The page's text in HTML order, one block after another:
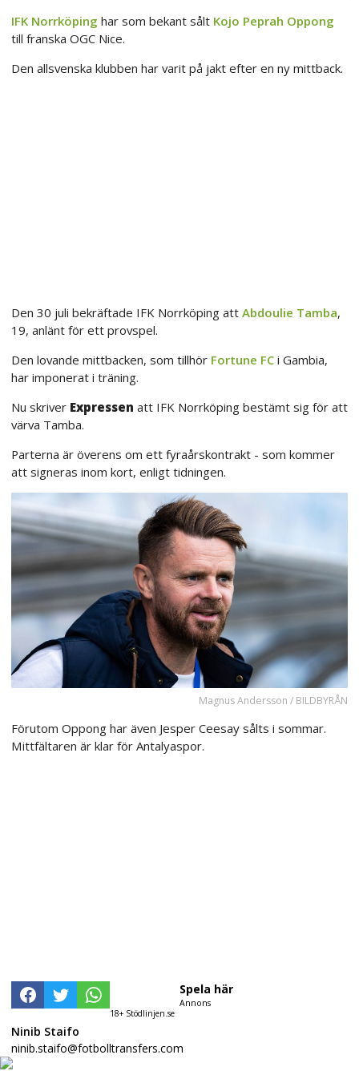
IFK Norrköping har som bekant sålt Kojo Peprah Oppong
till franska OGC Nice.
Den allsvenska klubben har varit på jakt efter en ny mittback.
Den 30 juli bekräftade IFK Norrköping att Abdoulie Tamba,
19, anlänt för ett provspel.
Den lovande mittbacken, som tillhör Fortune FC i Gambia,
har imponerat i träning.
Nu skriver Expressen att IFK Norrköping bestämt sig för att
värva Tamba.
Parterna är överens om ett fyraårskontrakt - som kommer
att signeras inom kort, enligt tidningen.
Magnus Andersson / BILDBYRÅN
Förutom Oppong har även Jesper Ceesay sålts i sommar.
Mittfältaren är klar för Antalyaspor.
18+ Stödlinjen.se
Spela här
Annons
Ninib Staifo
ninib.staifo@fotbolltransfers.com